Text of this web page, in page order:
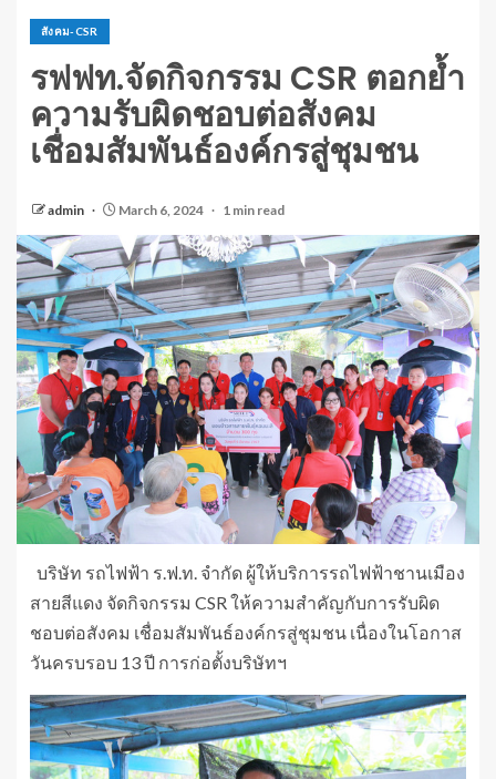
สังคม-CSR
รฟฟท.จัดกิจกรรม CSR ตอกย้ำ
ความรับผิดชอบต่อสังคม
เชื่อมสัมพันธ์องค์กรสู่ชุมชน
admin March 6, 2024 1 min read
บริษัท รถไฟฟ้า ร.ฟ.ท. จำกัด ผู้ให้บริการรถไฟฟ้าชานเมือง
สายสีแดง จัดกิจกรรม CSR ให้ความสำคัญกับการรับผิด
ชอบต่อสังคม เชื่อมสัมพันธ์องค์กรสู่ชุมชน เนื่องในโอกาส
วันครบรอบ 13 ปี การก่อตั้งบริษัทฯ